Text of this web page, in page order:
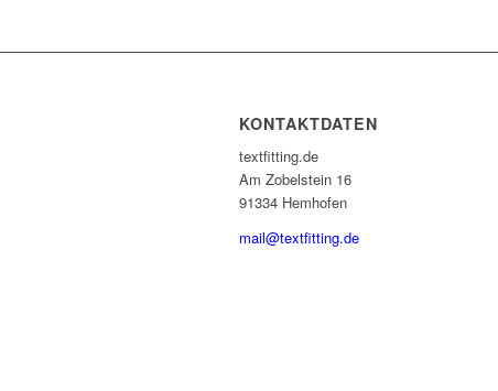
KONTAKTDATEN
textfitting.de
Am Zobelstein 16
91334 Hemhofen
mail@textfitting.de